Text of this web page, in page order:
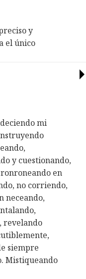
y
el único
mi
y cuestionando,
en
no corriendo,
neceando,
revelando
siempre
Mistiqueando